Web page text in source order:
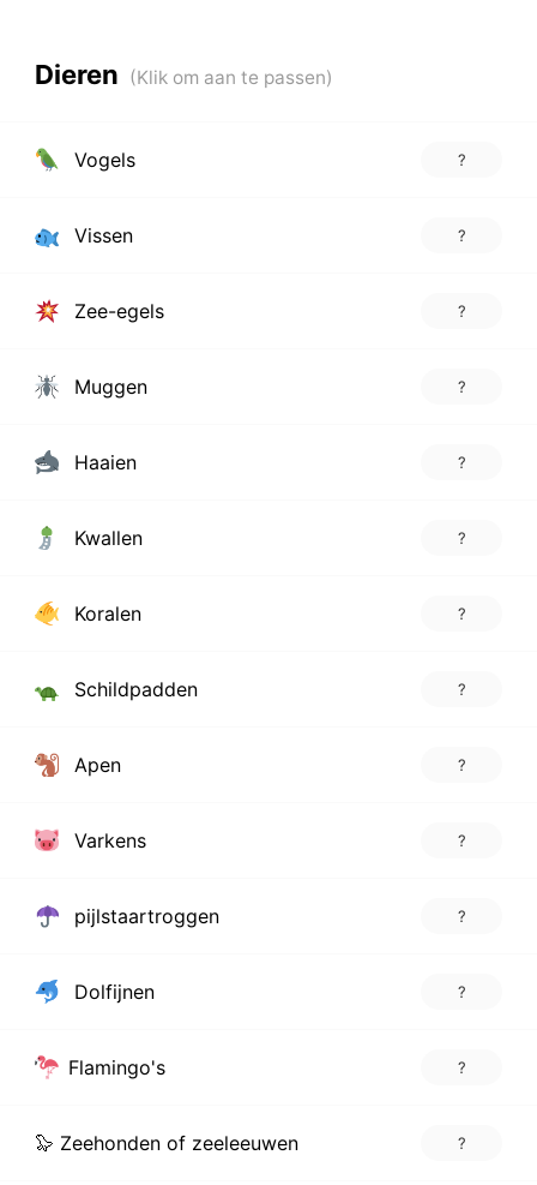
Dieren
Vogels ?
Vissen ?
Zee-egels ?
Muggen ?
Haaien ?
Kwallen ?
Koralen ?
Schildpadden ?
Apen ?
Varkens ?
pijlstaartroggen ?
Dolfijnen ?
Flamingo's ?
🦭 Zeehonden of zeeleeuwen ?